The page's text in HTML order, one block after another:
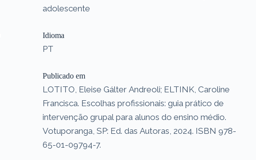
adolescente
Idioma
PT
Publicado em
LOTITO, Eleise Gálter Andreoli; ELTINK, Caroline
Francisca. Escolhas profissionais: guia prático de
intervenção grupal para alunos do ensino médio.
Votuporanga, SP: Ed. das Autoras, 2024. ISBN 978-
65-01-09794-7.